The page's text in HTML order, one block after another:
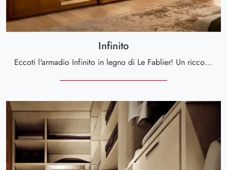
Infinito
Eccoti l'armadio Infinito in legno di Le Fablier! Un ricco catalogo di armadi a muro con ante scorrevoli.